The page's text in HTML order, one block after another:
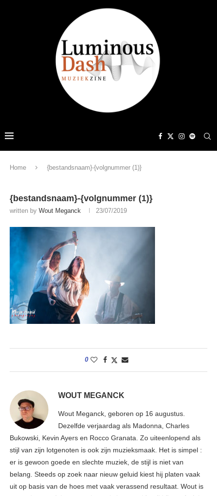
Home {bestandsnaam}-{volgnummer (1)}
{bestandsnaam}-{volgnummer (1)}
written by Wout Meganck 23/07/2019
0
WOUT MEGANCK
Wout Meganck, geboren op 16 augustus.
Dezelfde verjaardag als Madonna, Charles
Bukowski, Kevin Ayers en Rocco Granata. Zo uiteenlopend als
stijl van zijn lotgenoten is ook zijn muzieksmaak. Het is simpel :
er is gewoon goede en slechte muziek, de stijl is niet van
belang. Steeds op zoek naar nieuw geluid kiest hij platen vaak
uit op basis van de hoes met vaak verassend resultaat. Wout is